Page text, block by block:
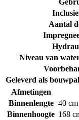
Aantal
Niveau van
Geleverd als
Afmetingen
Binnenlengte 40 cm
Binnenhoogte 168